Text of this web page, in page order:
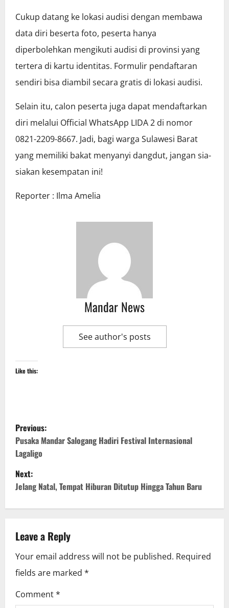
Cukup datang ke lokasi audisi dengan membawa
data diri beserta foto, peserta hanya
diperbolehkan mengikuti audisi di provinsi yang
tertera di kartu identitas. Formulir pendaftaran
sendiri bisa diambil secara gratis di lokasi audisi.
Selain itu, calon peserta juga dapat mendaftarkan
diri melalui Official WhatsApp LIDA 2 di nomor
0821-2209-8667. Jadi, bagi warga Sulawesi Barat
yang memiliki bakat menyanyi dangdut, jangan sia-
siakan kesempatan ini!
Reporter : Ilma Amelia
Mandar News
See author's posts
Like this:
P
o
s
t
n
a
v
i
g
Previous:
Pusaka Mandar Salogang Hadiri Festival Internasional
Lagaligo
Next:
Jelang Natal, Tempat Hiburan Ditutup Hingga Tahun Baru
Leave a Reply
Your email address will not be published. Required
fields are marked *
Comment*